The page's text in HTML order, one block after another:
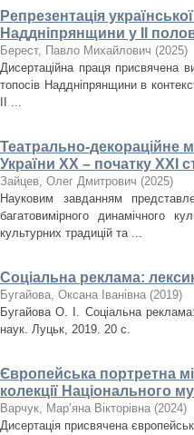
Репрезентація
Наддніпрянщини у ІІ
Берест, Павло Михайлович (2025)
Дисертаційна праця присвячена
топосів Наддніпрянщини в
ІІ ...
Театрально-декораційне
України ХХ – початку ХХІ
Зайцев, Олег Дмитрович (2025)
Науковим завданням
багатовимірного динамічного
культурних традицій та ...
Соціальна реклама:
Бугайова, Оксана Іванівна (2019)
Бугайова О. І. Соціальна
наук. Луцьк, 2019. 20 с.
Європейська портретна
колекції Національного
Варчук, Мар’яна Вікторівна (2024)
Дисертація присвячена